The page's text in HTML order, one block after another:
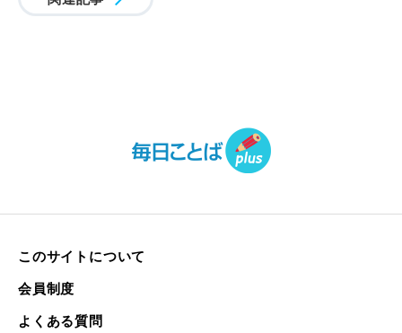
このサイトについて
会員制度
よくある質問